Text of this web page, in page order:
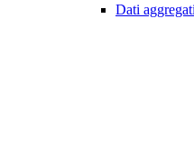
Dati